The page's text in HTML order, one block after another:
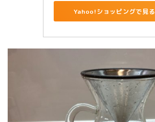
Yahoo!ショッピングで見る